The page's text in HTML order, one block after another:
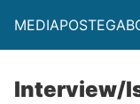
Interview/